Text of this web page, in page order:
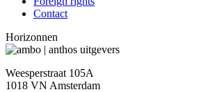
Contact
Horizonnen
Weesperstraat 105A
1018 VN Amsterdam